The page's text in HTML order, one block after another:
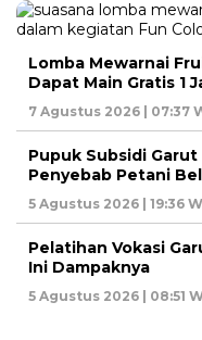
Lomba Mewarnai
Dapat Main Gratis 1
7 Agustus 2026 | 07:37
Pupuk Subsidi
Penyebab Petani
5 Agustus 2026 | 19:36
Pelatihan Vokasi
Ini Dampaknya
5 Agustus 2026 | 08:51